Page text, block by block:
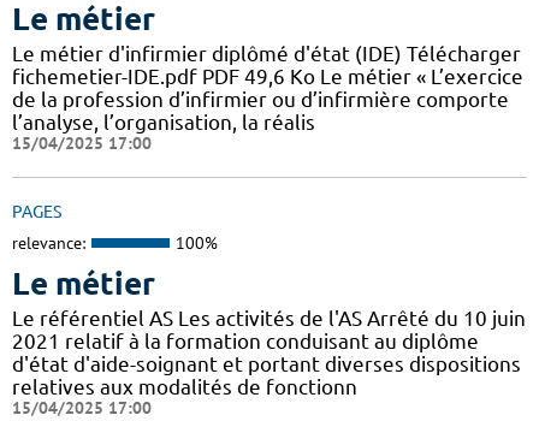
Le métier
Le métier d'infirmier diplômé d'état (IDE) Télécharger
fichemetier-IDE.pdf PDF 49,6 Ko Le métier « L’exercice
de la profession d’infirmier ou d’infirmière comporte
l’analyse, l’organisation, la réalis
15/04/2025 17:00
PAGES
relevance: 100%
Le métier
Le référentiel AS Les activités de l'AS Arrêté du 10 juin
2021 relatif à la formation conduisant au diplôme
d'état d'aide-soignant et portant diverses dispositions
relatives aux modalités de fonctionn
15/04/2025 17:00